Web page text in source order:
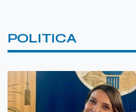
POLITICA